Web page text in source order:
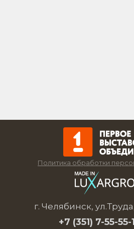
Политика обработки
г. Челябинск,
+7 (351) 7-55-55-